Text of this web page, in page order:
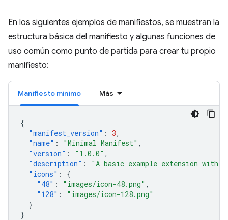
En los siguientes ejemplos de manifiestos, se muestran la
estructura básica del manifiesto y algunas funciones de
uso común como punto de partida para crear tu propio
manifiesto:
Manifiesto mínimo Más
{
"manifest_version" : 3,
"name" : "Minimal Manifest" ,
"version" : "1.0.0" ,
"description" :
"A basic example extension with
"icons" :
{
"48" : "images/icon-48.png" ,
"128" :
"images/icon-128.png"
}
}